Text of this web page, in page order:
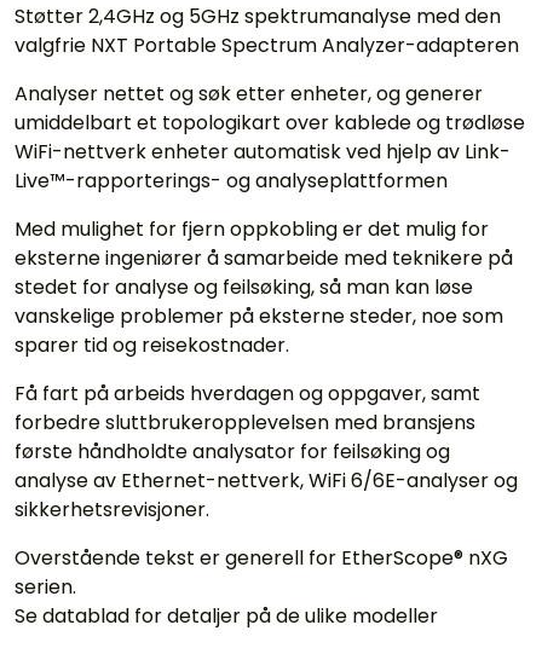
Støtter 2,4GHz og 5GHz spektrumanalyse med den
valgfrie NXT Portable Spectrum Analyzer-adapteren
Analyser nettet og søk etter enheter, og generer
umiddelbart et topologikart over kablede og trødløse
WiFi-nettverk enheter automatisk ved hjelp av Link-
Live™-rapporterings- og analyseplattformen
Med mulighet for fjern oppkobling er det mulig for
eksterne ingeniører å samarbeide med teknikere på
stedet for analyse og feilsøking, så man kan løse
vanskelige problemer på eksterne steder, noe som
sparer tid og reisekostnader.
Få fart på arbeids hverdagen og oppgaver, samt
forbedre sluttbrukeropplevelsen med bransjens
første håndholdte analysator for feilsøking og
analyse av Ethernet-nettverk, WiFi 6/6E-analyser og
sikkerhetsrevisjoner.
Overstående tekst er generell for EtherScope® nXG
serien.
Se datablad for detaljer på de ulike modeller